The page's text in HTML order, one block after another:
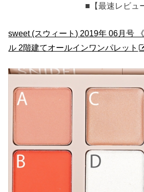
■【最速レビュ
sweet (スウィート) 2019年 06月号
ル 2階建てオールインワンパレット